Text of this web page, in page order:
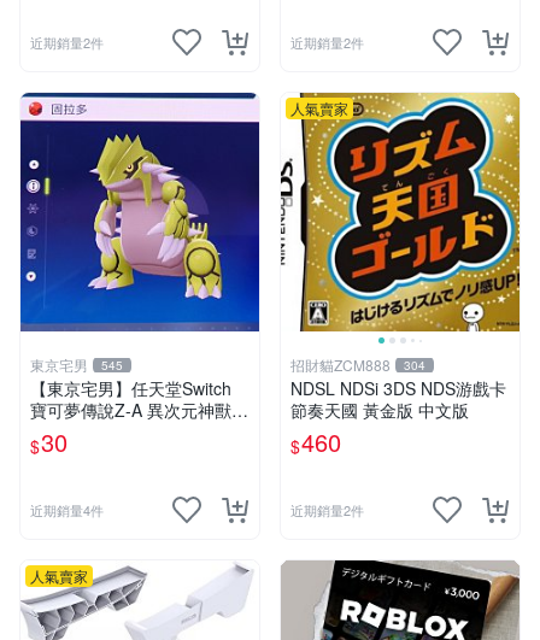
近期銷量2件 近期銷量2件
東京宅男 545
【東京宅男】任天堂Switch
寶可夢傳說Z-A 異次元神獸
色違 固拉多
$30
近期銷量4件
人氣賣家
招財貓ZCM888 304
NDSL NDSi 3DS NDS游戲卡
節奏天國 黃金版 中文版
$460
近期銷量2件
人氣賣家